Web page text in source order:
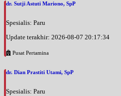
dr. Sutji Astuti Mariono, SpP
Spesialis: Paru
Update terakhir: 2026-08-07 20:17:34
Pusat Pertamina
dr. Dian Prastiti Utami, SpP
Spesialis: Paru